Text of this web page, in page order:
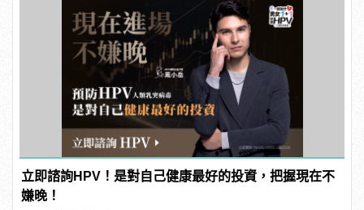
立即諮詢HPV！是對自己健康最好的投資，把握現在不
嫌晚！